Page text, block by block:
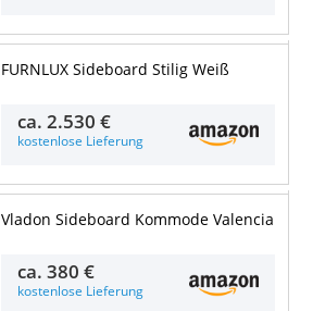
FURNLUX Sideboard Stilig Weiß
ca.2.530 €
kostenlose Lieferung
Vladon Sideboard Kommode Valencia
ca.380 €
kostenlose Lieferung